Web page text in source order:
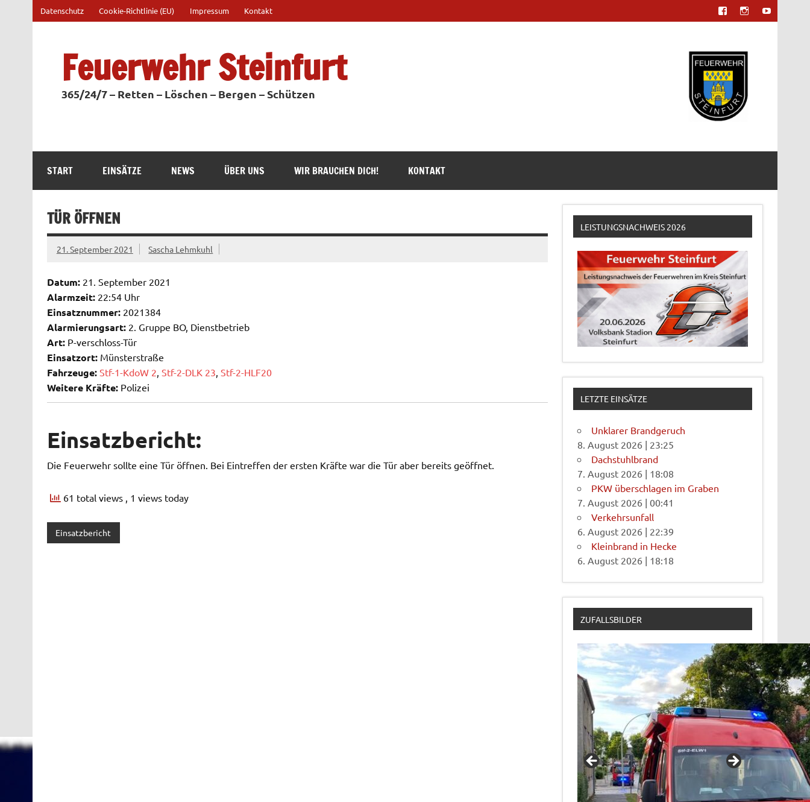
springen
Datenschutz Cookie-Richtlinie (EU) Impressum Kontakt
Feuerwehr Steinfurt
365/24/7 – Retten – Löschen – Bergen – Schützen
START EINSÄTZE NEWS ÜBER UNS WIR BRAUCHEN DICH! KONTAKT
TÜR ÖFFNEN
21. September 2021 Sascha Lehmkuhl
Datum:21. September 2021
Alarmzeit:22:54 Uhr
Einsatznummer:2021384
Alarmierungsart:2. Gruppe BO, Dienstbetrieb
Art:P-verschloss-Tür
Einsatzort:Münsterstraße
Fahrzeuge: Stf-1-KdoW 2, Stf-2-DLK 23, Stf-2-HLF20
Weitere Kräfte:Polizei
Einsatzbericht:
Die Feuerwehr sollte eine Tür öffnen. Bei Eintreffen der ersten Kräfte war die Tür aber bereits geöffnet.
61 total views , 1 views today
Einsatzbericht
LEISTUNGSNACHWEIS 2026
LETZTE EINSÄTZE
Unklarer Brandgeruch
8. August 2026 | 23:25
Dachstuhlbrand
7. August 2026 | 18:08
PKW überschlagen im Graben
7. August 2026 |00:41
Verkehrsunfall
6. August 2026 | 22:39
Kleinbrand in Hecke
6. August 2026 | 18:18
ZUFALLSBILDER